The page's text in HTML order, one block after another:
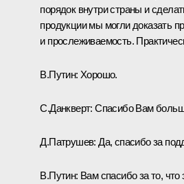
порядок внутри страны и
продукции мы могли доказать
и прослеживаемость.
В.Путин: Хорошо.
С.Данкверт:Спасибо Вам
Д.Патрушев:Да, спасибо за
В.Путин: Вам спасибо за то,